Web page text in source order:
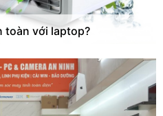
toàn với laptop?